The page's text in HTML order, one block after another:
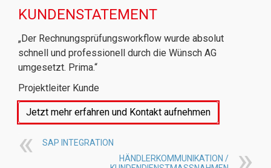
KUNDENSTATEMENT
„Der Rechnungsprüfungsworkflow wurde absolut
schnell und professionell durch die Wünsch AG
umgesetzt. Prima.“
Projektleiter Kunde
Jetzt mehr erfahren und Kontakt aufnehmen
SAP INTEGRATION
HÄNDLER­KOMMUNIKATION /